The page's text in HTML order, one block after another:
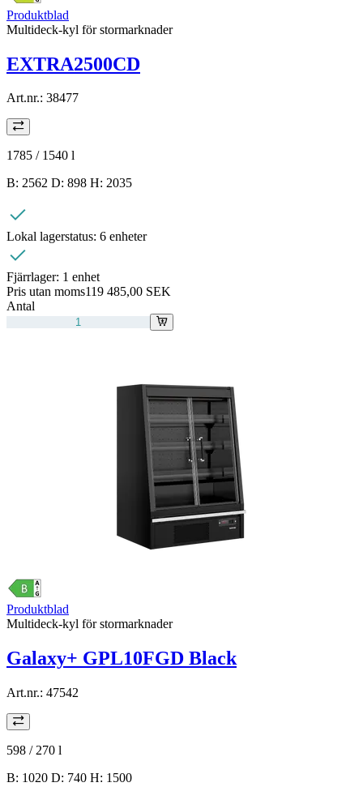
Produktblad
Multideck-kyl för stormarknader
EXTRA2500CD
Art.nr.: 38477
1785 / 1540 l
B: 2562 D: 898 H: 2035
Lokal lagerstatus: 6 enheter
Fjärrlager: 1 enhet
Pris utan moms119 485,00 SEK
Antal
Produktblad
Multideck-kyl för stormarknader
Galaxy+ GPL10FGD Black
Art.nr.: 47542
598 / 270 l
B: 1020 D: 740 H: 1500